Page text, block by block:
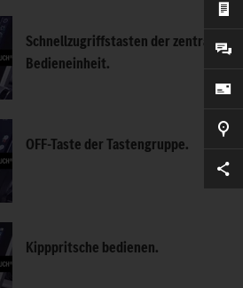
Schnellzugriffstasten der zentralen
Bedieneinheit.
OFF-Taste der Tastengruppe.
Kipppritsche bedienen.